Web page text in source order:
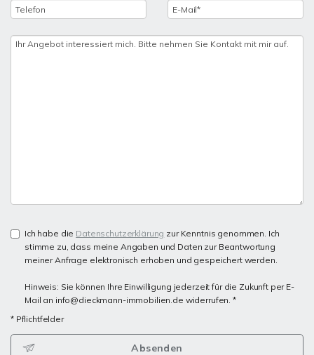
Ich habe die Datenschutzerklärung zur Kenntnis genommen. Ich
stimme zu, dass meine Angaben und Daten zur Beantwortung
meiner Anfrage elektronisch erhoben und gespeichert werden.
Hinweis: Sie können Ihre Einwilligung jederzeit für die Zukunft per E-
Mail an info@dieckmann-immobilien.de widerrufen. *
* Pflichtfelder
Absenden